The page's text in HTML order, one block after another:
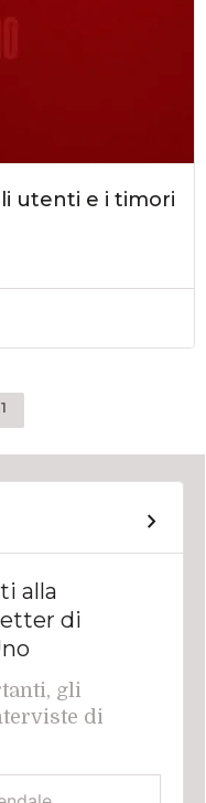
utenti e i timori
alla
di
gli
di